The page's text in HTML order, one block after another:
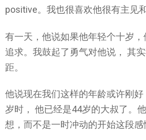
positive。我也很喜欢他很有主见
有一天，他说如果他年轻个十岁
追求。我鼓起了勇气对他说， 其
距。
他说现在我们这样的年龄或许刚
岁时， 他已经是44岁的大叔了。
想，而不是一时冲动的开始这段感